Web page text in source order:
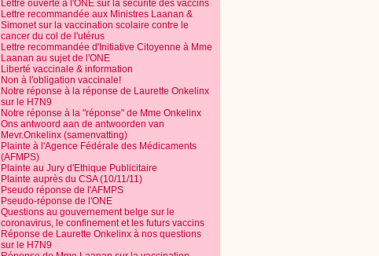
Lettre ouverte à l'ONE sur la sécurité des vaccins
Lettre recommandée aux Ministres Laanan &
Simonet sur la vaccination scolaire contre le
cancer du col de l'utérus
Lettre recommandée d'Initiative Citoyenne à Mme
Laanan au sujet de l'ONE
Liberté vaccinale & information
Non à l'obligation vaccinale!
Notre réponse à la réponse de Laurette Onkelinx
sur le H7N9
Notre réponse à la "réponse" de Mme Onkelinx
Ons antwoord aan de antwoorden van
Mevr.Onkelinx (samenvatting)
Plainte à l'Agence Fédérale des Médicaments
(AFMPS)
Plainte au Jury d'Ethique Publicitaire
Plainte auprès du CSA (10/11/11)
Pseudo réponse de l'AFMPS
Pseudo-réponse de l'ONE
Questions au gouvernement belge sur le
coronavirus, le confinement et les futurs vaccins
Réponse de Laurette Onkelinx à nos questions
sur le H7N9